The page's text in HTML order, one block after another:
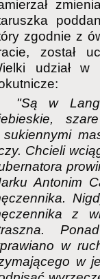
zgodnie z
został
udział w
"Są w
Chcieli
Antonim
z
w
w